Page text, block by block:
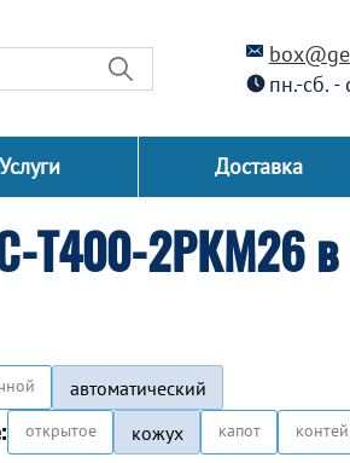
пн.-сб.
Услуги Доставка
Т400-2РКМ26
автоматический
открытое кожух капот